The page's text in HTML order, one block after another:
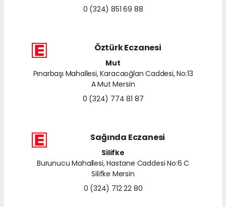
0 (324) 851 69 88
Öztürk Eczanesi
Mut
Pınarbaşı Mahallesi, Karacaoğlan Caddesi, No:13
A Mut Mersin
0 (324) 774 81 87
Sağında Eczanesi
Silifke
Burunucu Mahallesi, Hastane Caddesi No:6 C
Silifke Mersin
0 (324) 712 22 80